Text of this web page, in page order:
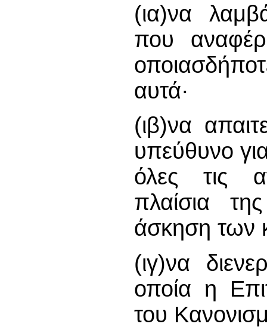
(ια)να
που
αυτά·
(ιβ)να
υπεύθυνο
όλες τις
πλαίσια
άσκηση των
(ιγ)να
οποία η
του